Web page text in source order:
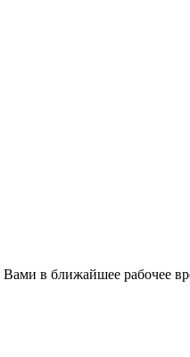
в ближайшее рабочее